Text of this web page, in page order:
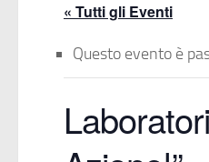
« Tutti gli Eventi
Questo evento è